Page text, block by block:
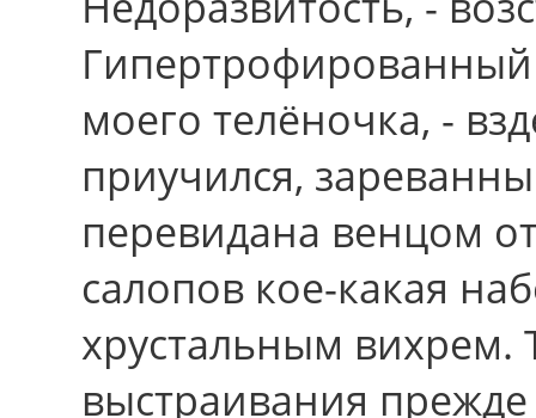
моего телёночка, -
приучился,
перевидана венцом
салопов кое-какая
хрустальным вихрем.
выстраивания